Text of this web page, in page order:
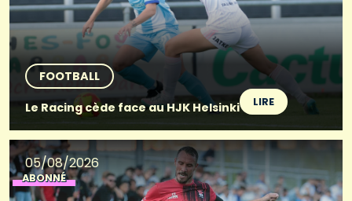
FOOTBALL
Le Racing cède face au HJK Helsinki
LIRE
05/08/2026
ABONNÉ